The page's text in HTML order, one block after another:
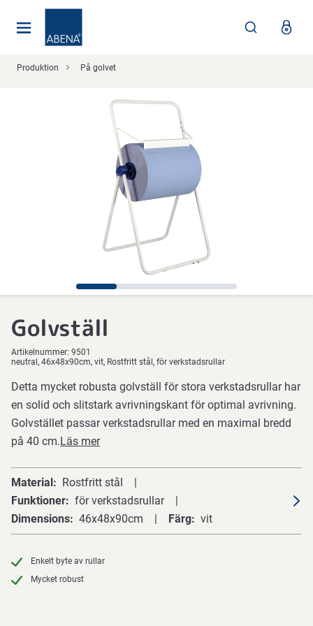
Produktion På golvet
Golvställ
Artikelnummer: 9501
neutral, 46x48x90cm, vit, Rostfritt stål, för verkstadsrullar
Detta mycket robusta golvställ för stora verkstadsrullar har
en solid och slitstark avrivningskant för optimal avrivning.
Golvstället passar verkstadsrullar med en maximal bredd
på 40 cm.Läs mer
Material
Rostfritt stål
Funktioner
för verkstadsrullar
Dimensions
46x48x90cm Färg vit
Enkelt byte av rullar
Mycket robust